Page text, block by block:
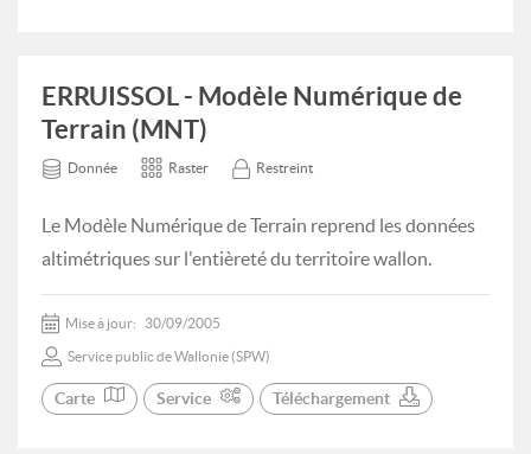
ERRUISSOL - Modèle Numérique de
Terrain (MNT)
Donnée Raster Restreint
Le Modèle Numérique de Terrain reprend les données
altimétriques sur l'entièreté du territoire wallon.
Mise à jour: 30/09/2005
Service public de Wallonie (SPW)
Carte Service Téléchargement